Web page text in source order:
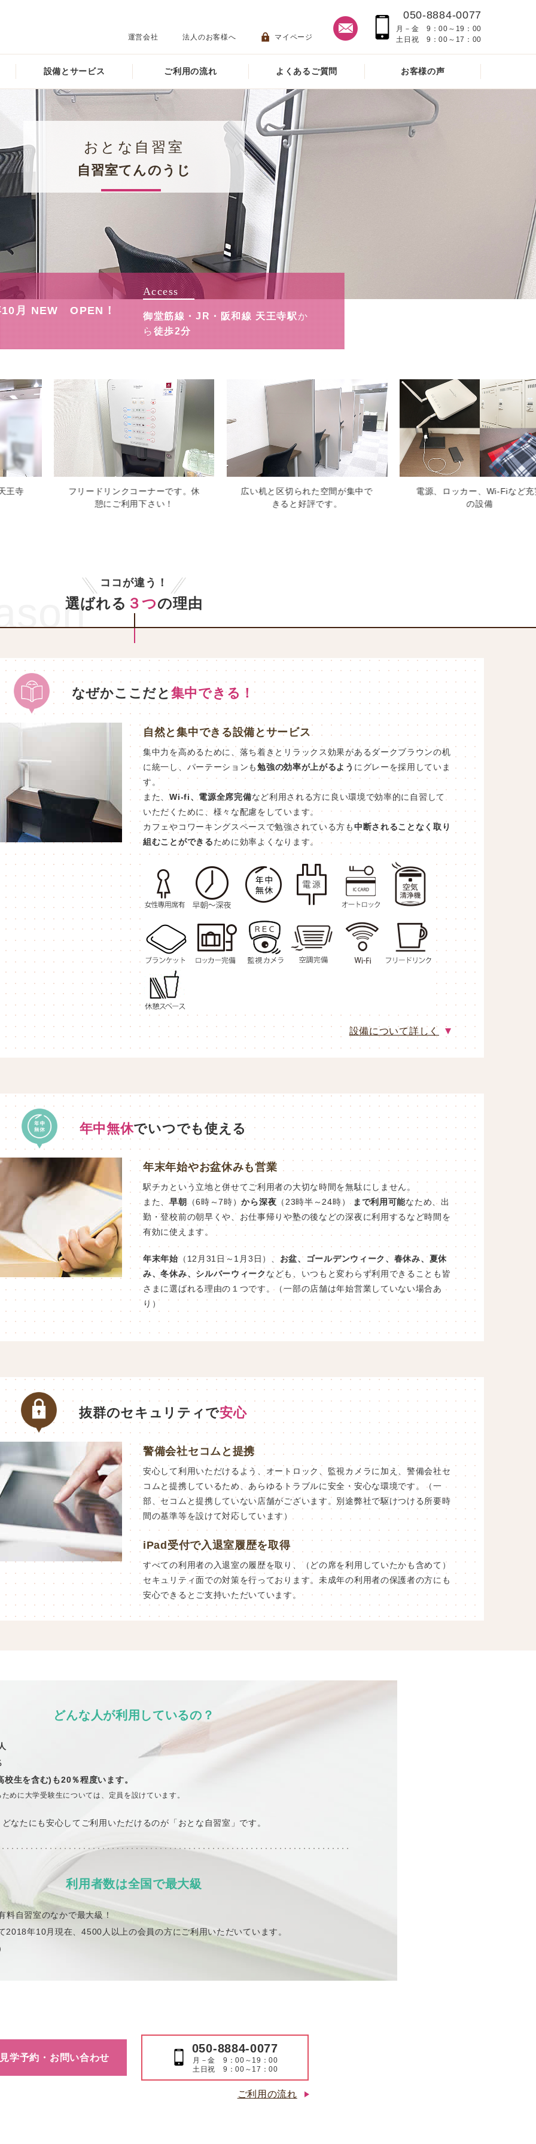
運営会社 法人のお客様へ マイページ
050-8884-0077
月－金 9：00～19：00
土日祝 9：00～17：00
設備とサービス ご利用の流れ よくあるご質問 お客様の声
おとな自習室
自習室てんのうじ
10月 NEW OPEN！
Access
御堂筋線・JR・阪和線 天王寺駅か
ら徒歩2分
です。休
広い机と区切られた空間が集中で
きると好評です。
電源、ロッカー、Wi-Fiなど充実
の設備
会員専用ページでご利用
認できます。
ココが違う！
選ばれる ３つの理由
なぜかここだと集中できる！
自然と集中できる設備とサービス
集中力を高めるために、落ち着きとリラックス効果があるダークブラウンの机
に統一し、パーテーションも勉強の効率が上がるよう にグレーを採用していま
す。
また、Wi-fi、電源全席完備など利用される方に良い環境で効率的に自習して
いただくために、様々な配慮をしています。
カフェやコワーキングスペースで勉強されている方も中断されることなく取り
組むことができるために効率よくなります。
設備について詳しく
年中無休でいつでも使える
年末年始やお盆休みも営業
駅チカという立地と併せてご利用者の大切な時間を無駄にしません。
また、早朝（6時～7時）から深夜 （23時半～24時） まで利用可能なため、出
勤・登校前の朝早くや、お仕事帰りや塾の後などの深夜に利用するなど時間を
有効に使えます。
年末年始（12月31日～1月3日）、 お盆、ゴールデンウィーク、春休み、夏休
み、冬休み、シルバーウィーク なども、いつもと変わらず利用できることも皆
さまに選ばれる理由の１つです。（一部の店舗は年始営業していない場合あ
り）
抜群のセキュリティで安心
警備会社セコムと提携
安心して利用いただけるよう、オートロック、監視カメラに加え、警備会社セ
コムと提携しているため、あらゆるトラブルに安全・安心な環境です。（一
部、セコムと提携していない店舗がございます。別途弊社で駆けつける所要時
間の基準等を設けて対応しています）
iPad受付で入退室履歴を取得
すべての利用者の入退室の履歴を取り、（どの席を利用していたかも含めて）
セキュリティ面での対策を行っております。未成年の利用者の保護者の方にも
安心できるとご支持いただいています。
どんな人が利用しているの？
生を含む)も20％程度います。
めに大学受験生については、定員を設けています。
どなたにも安心してご利用いただけるのが「おとな自習室」です。
利用者数は全国で最大級
料自習室のなかで最大級！
2018年10月現在、4500人以上の会員の方にご利用いただいています。
見学予約・お問い合わせ
050-8884-0077
月－金 9：00～19：00
土日祝 9：00～17：00
ご利用の流れ